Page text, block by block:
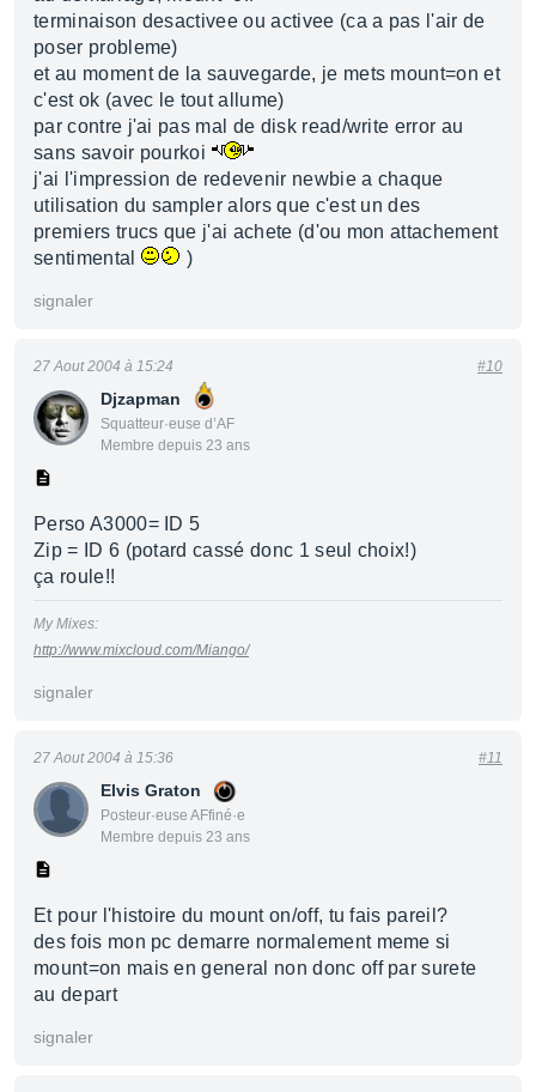
terminaison desactivee ou activee (ca a pas l'air de
poser probleme)
et au moment de la sauvegarde, je mets mount=on et
c'est ok (avec le tout allume)
par contre j'ai pas mal de disk read/write error au
sans savoir pourkoi
j'ai l'impression de redevenir newbie a chaque
utilisation du sampler alors que c'est un des
premiers trucs que j'ai achete (d'ou mon attachement
sentimental
)
signaler
Djzapman
Squatteur·euse d’AF
Membre depuis 23 ans
27 Aout 2004 à 15:24 #10
Perso A3000= ID 5
Zip = ID 6 (potard cassé donc 1 seul choix!)
ça roule!!
My Mixes:
http://www.mixcloud.com/Miango/
signaler
Elvis Graton
Posteur·euse AFfiné·e
Membre depuis 23 ans
27 Aout 2004 à 15:36 #11
Et pour l'histoire du mount on/off, tu fais pareil?
des fois mon pc demarre normalement meme si
mount=on mais en general non donc off par surete
au depart
signaler